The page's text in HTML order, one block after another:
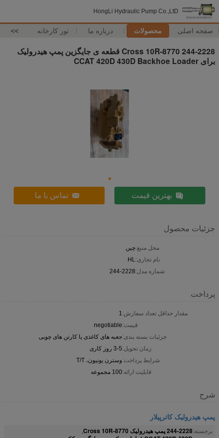
HongLi Hydraulic Pump Co.,LtD
صفحه اصلی محصولات درباره ما تور کارخانه >>
244-2228 Cross 10R-8770 قطعه ی جایگزین پمپ هیدرولیک
برای CCAT 420D 430D Backhoe Loader
بهترین قیمت تماس با ما
جزئیات محصول
محل منبع:چین
نام تجاری:HL
شماره مدل:244-2228
پرداخت
مقدار حداقل تعداد سفارش:1
قیمت:negotiable
جزئیات بسته بندی:جعبه های کاغذی یا کارتن های چوبی
زمان تحویل:3-5 روز کاری
شرایط پرداخت:وسترن یونیون، T/T
قابلیت ارائه:100 مجموعه
شرح
پمپ هیدرولیک کاترپیلار
برجسته:244-2228 پمپ هیدرولیک Cross 10R-8770 ,